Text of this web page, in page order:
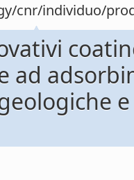
cnr/individuo/
ad